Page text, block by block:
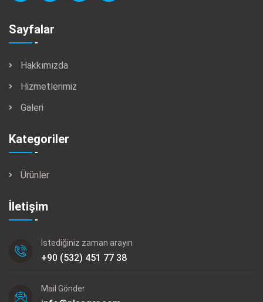
Sayfalar
Hakkımızda
Hizmetlerimiz
Galeri
Kategoriler
Ürünler
İletişim
İstediğiniz zaman arayın
+90 (532) 451 77 38
Mail Gönder